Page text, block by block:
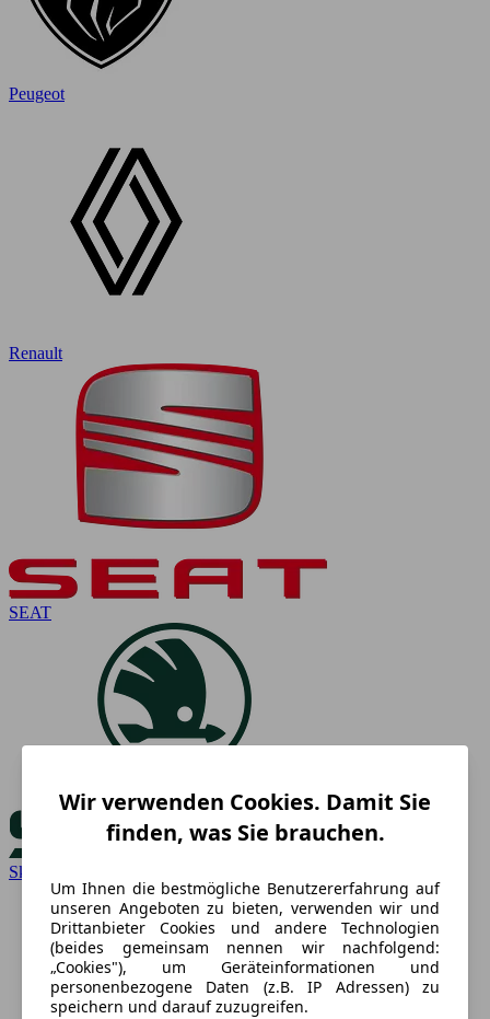
Peugeot
Renault
SEAT
Skoda
Wir verwenden Cookies. Damit Sie
finden, was Sie brauchen.
Um Ihnen die bestmögliche Benutzererfahrung auf
unseren Angeboten zu bieten, verwenden wir und
Drittanbieter Cookies und andere Technologien
(beides gemeinsam nennen wir nachfolgend:
„Cookies"), um Geräteinformationen und
personenbezogene Daten (z.B. IP Adressen) zu
speichern und darauf zuzugreifen.